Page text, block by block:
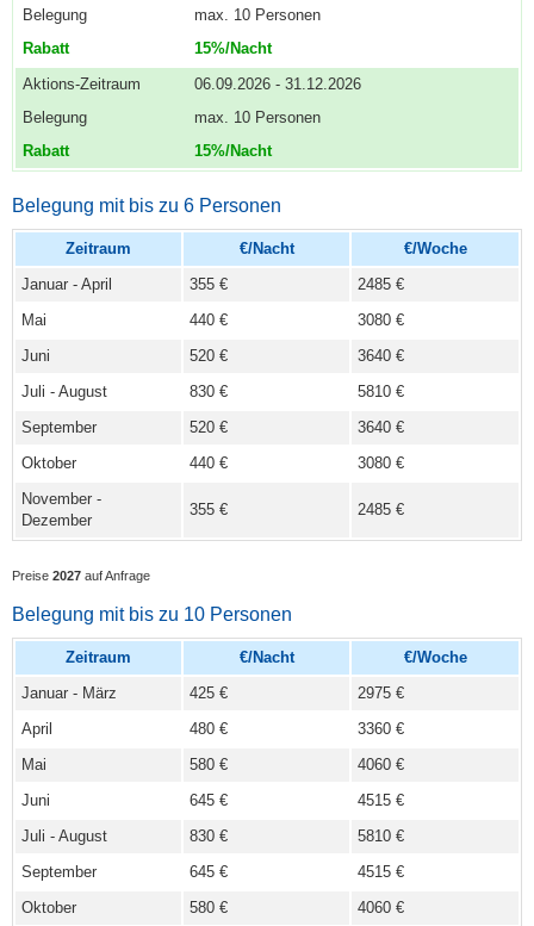
max. 10 Personen
15%/Nacht
06.09.2026 - 31.12.2026
max. 10 Personen
15%/Nacht
Belegung mit bis zu 6 Personen
Zeitraum €/Nacht
€/Woche
Januar - April
355 €
2485 €
Mai
440 €
3080 €
Juni
520 €
3640 €
Juli - August
830 €
5810 €
September
520 €
3640 €
Oktober
440 €
3080 €
November -
Dezember
355 € 2485 €
Preise 2027 auf Anfrage
Belegung mit bis zu 10 Personen
Zeitraum €/Nacht
€/Woche
Januar - März
425 €
2975 €
April
480 €
3360 €
Mai
580 €
4060 €
Juni
645 €
4515 €
Juli - August
830 €
5810 €
September
645 €
4515 €
Oktober
580 €
4060 €